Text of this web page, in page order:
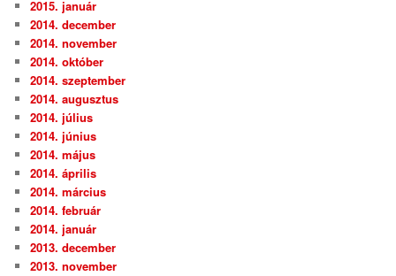
2015. január
2014. december
2014. november
2014. október
2014. szeptember
2014. augusztus
2014. július
2014. június
2014. május
2014. április
2014. március
2014. február
2014. január
2013. december
2013. november